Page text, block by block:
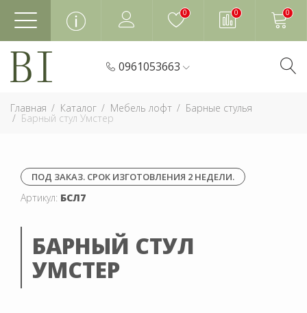
0 0 0
0961053663
Главная Каталог Мебель лофт Барные стулья
Барный стул Умстер
ПОД ЗАКАЗ. СРОК ИЗГОТОВЛЕНИЯ 2 НЕДЕЛИ.
Артикул: БСЛ7
БАРНЫЙ СТУЛ
УМСТЕР